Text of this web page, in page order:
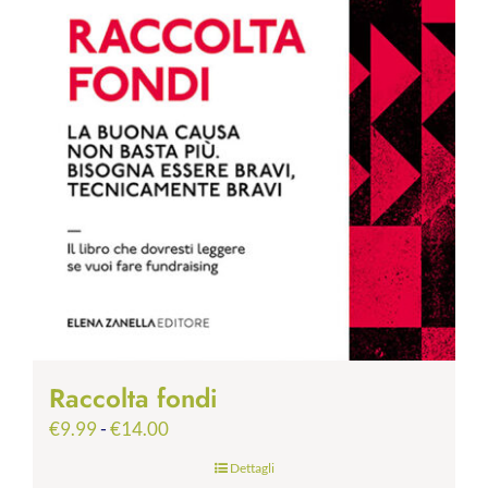
Raccolta fondi
€9.99-€14.00Fascia
prezzo:
Dettagli